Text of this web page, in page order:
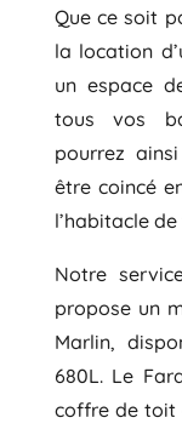
Que ce soit
la location
un espace
tous vos
pourrez
être coincé
l’habitacle
Notre
propose un
Marlin,
680L. Le
coffre de toit